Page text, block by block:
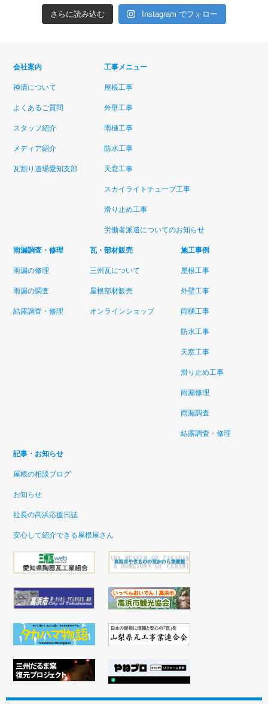
さらに読み込む Instagram でフォロー
会社案内
神清について
よくあるご質問
スタッフ紹介
メディア紹介
瓦割り道場愛知支部
工事メニュー
屋根工事
外壁工事
雨樋工事
防水工事
天窓工事
スカイライトチューブ工事
滑り止め工事
労働者派遣についてのお知らせ
雨漏調査・修理
雨漏の修理
雨漏の調査
結露調査・修理
瓦・部材販売
三州瓦について
屋根部材販売
オンラインショップ
施工事例
屋根工事
外壁工事
雨樋工事
防水工事
天窓工事
滑り止め工事
雨漏修理
雨漏調査
結露調査・修理
記事・お知らせ
屋根の相談ブログ
お知らせ
社長の高浜応援日誌
安心して紹介できる屋根屋さん